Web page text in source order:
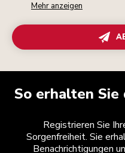
Mehr anzeigen
So erhalten Sie
Registrieren Sie
Sorgenfreiheit. Sie
Benachrichtigungen